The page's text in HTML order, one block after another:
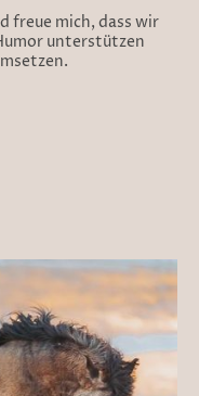
freue mich, dass wir
unterstützen